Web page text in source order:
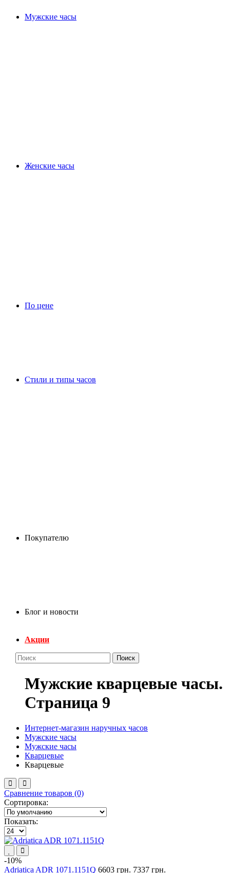
Мужские часы
Женские часы
По цене
Стили и типы часов
Покупателю
Блог и новости
Акции
Поиск
Мужские кварцевые часы.
Cтраница 9
Интернет-магазин наручных часов
Мужские часы
Мужские часы
Кварцевые
Кварцевые
Сравнение товаров (0)
Сортировка:
Показать:
-10%
Adriatica ADR 1071.1151Q 6603 грн. 7337 грн.